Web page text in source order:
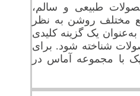
طبیعی و سالم،
مختلف روشن به نظر
یک گزینه کلیدی
شناخته شود. برای
با مجموعه آماس در